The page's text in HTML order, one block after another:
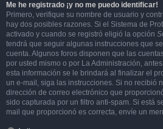
Me he registrado ¡y no me puedo identificar!
Primero, verifique su nombre de usuario y
hay dos posibles razones. Si el Sistema de
activado y cuando se registró eligió la opción
tendrá que seguir algunas instrucciones que
cuenta. Algunos foros disponen que las
por usted mismo o por La Administración,
esta información se le brindará al finalizar el
un e-mail, siga las instrucciones. Si no recibió
dirección de correo electrónico que
sido capturada por un filtro anti-spam. Si está
mail que proporcionó es correcta, envíe un